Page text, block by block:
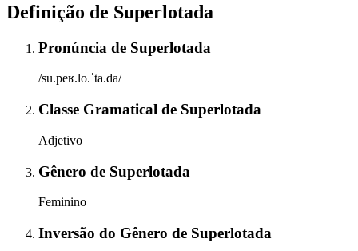
Definição de Superlotada
Pronúncia de Superlotada
/su.peʁ.lo.ˈta.da/
Classe Gramatical de Superlotada
Adjetivo
Gênero de Superlotada
Feminino
Inversão do Gênero de Superlotada